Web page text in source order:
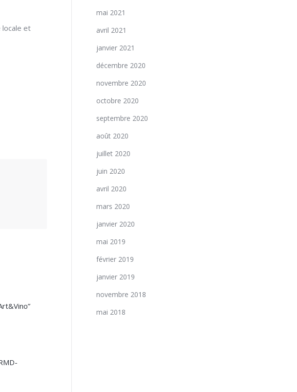
locale et
mai 2021
avril 2021
janvier 2021
décembre 2020
novembre 2020
octobre 2020
septembre 2020
août 2020
juillet 2020
juin 2020
avril 2020
mars 2020
janvier 2020
mai 2019
février 2019
janvier 2019
novembre 2018
mai 2018